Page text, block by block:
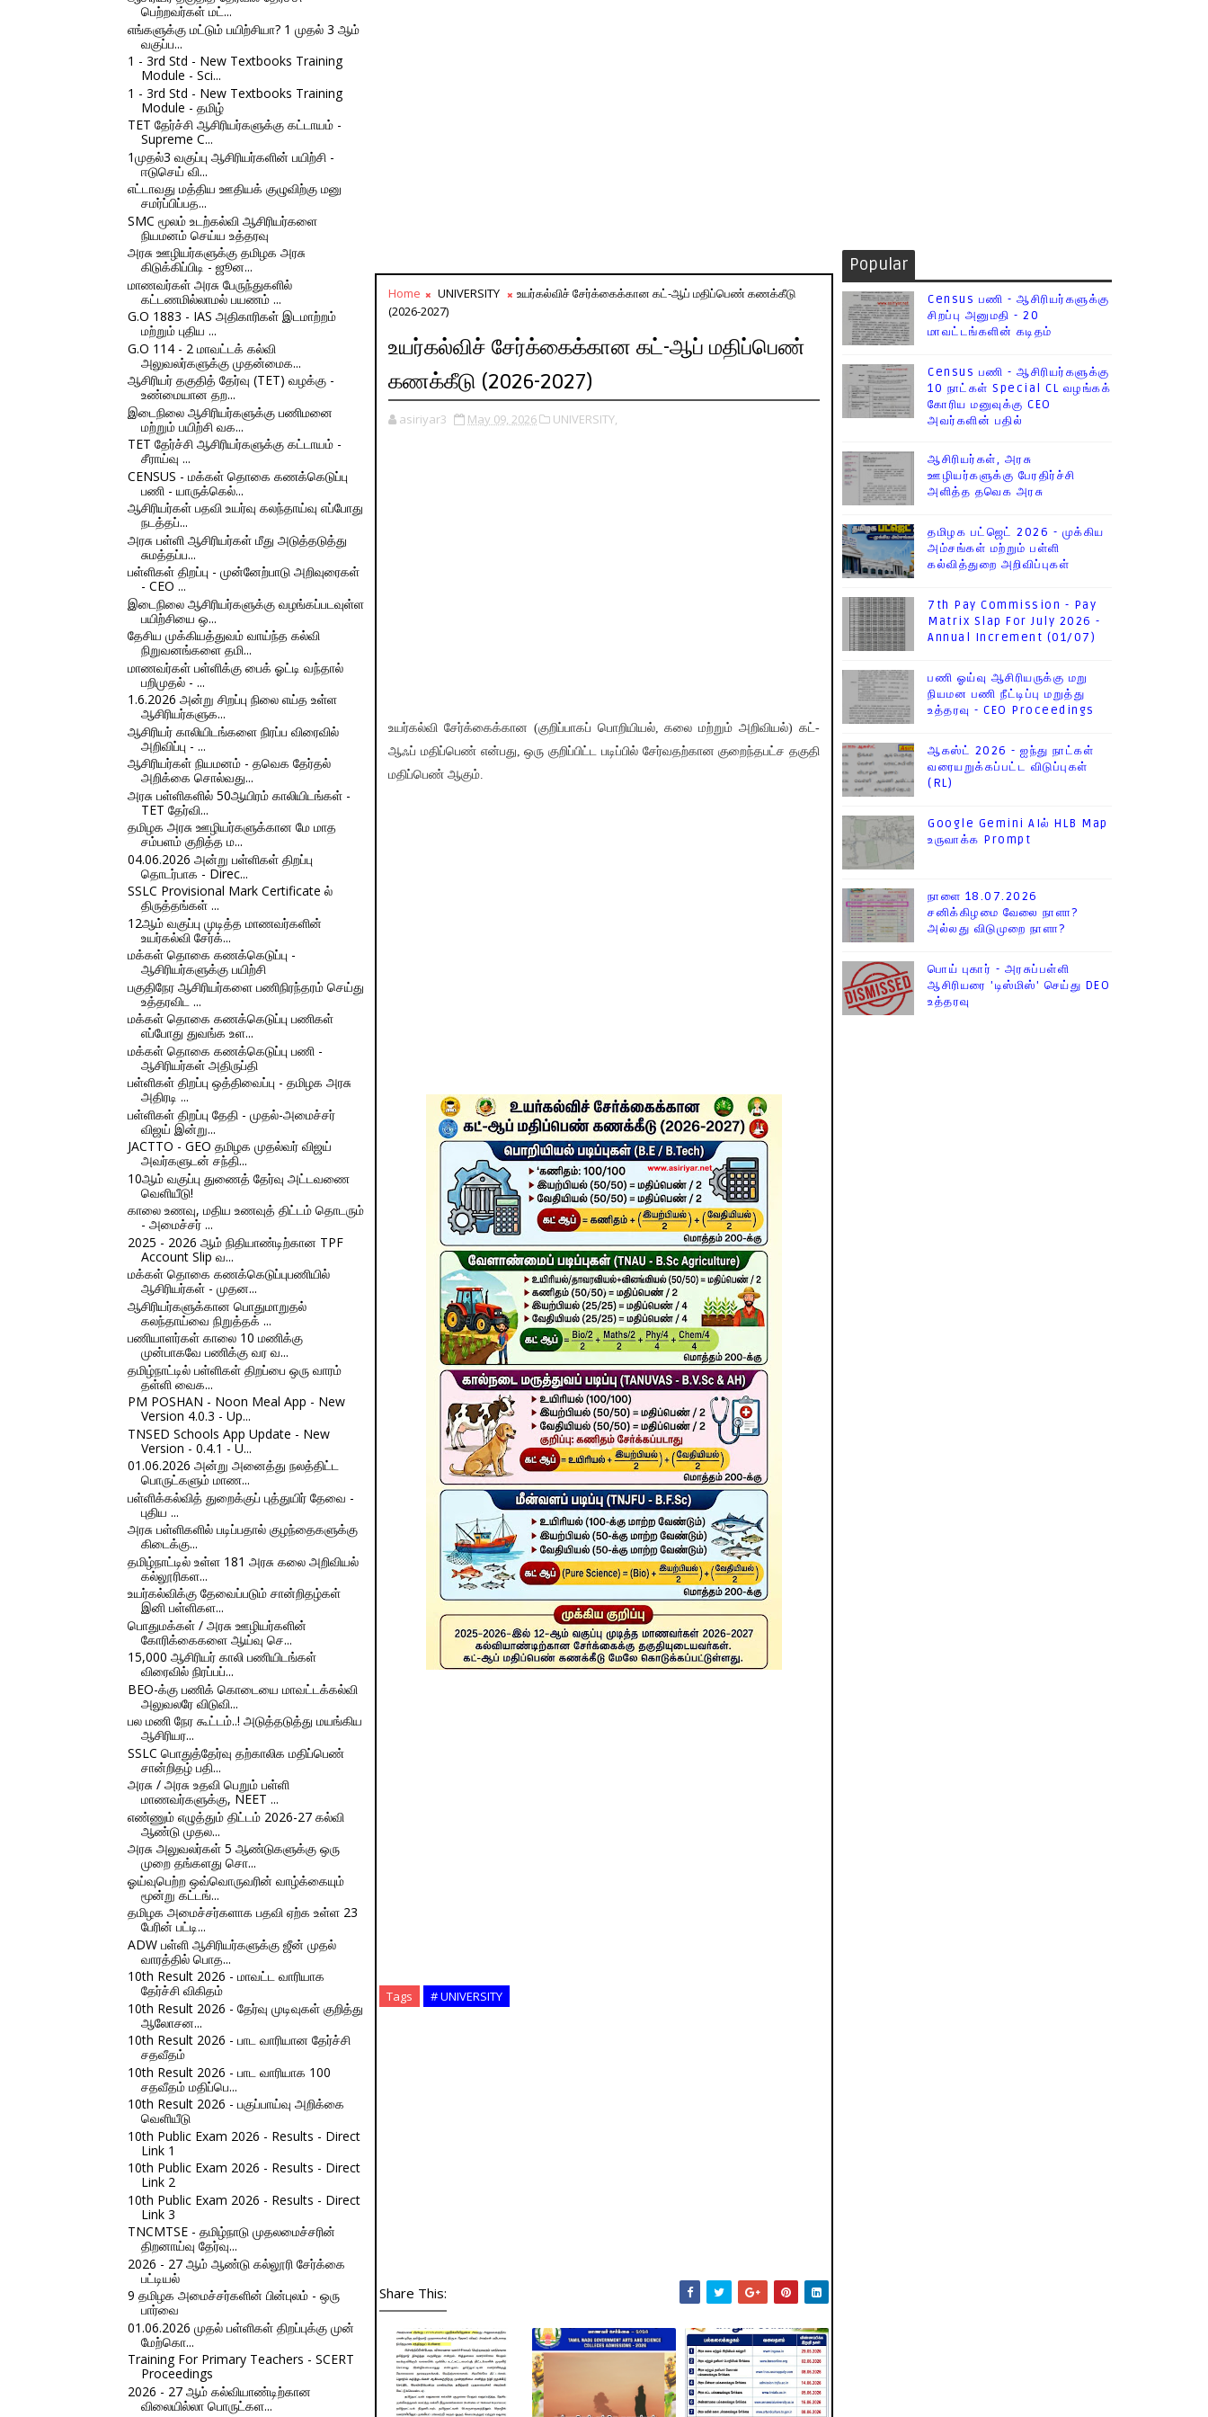
பெற்றவர்கள் மட்...
எங்களுக்கு மட்டும் பயிற்சியா? 1 முதல் 3 ஆம்
வகுப்ப...
1 - 3rd Std - New Textbooks Training
Module - Sci...
1 - 3rd Std - New Textbooks Training
Module - தமிழ்
TET தேர்ச்சி ஆசிரியர்களுக்கு கட்டாயம் -
Supreme C...
1முதல்3 வகுப்பு ஆசிரியர்களின் பயிற்சி -
ஈடுசெய் வி...
எட்டாவது மத்திய ஊதியக் குழுவிற்கு மனு
சமர்ப்பிப்பத...
SMC மூலம் உடற்கல்வி ஆசிரியர்களை
நியமனம் செய்ய உத்தரவு
அரசு ஊழியர்களுக்கு தமிழக அரசு
கிடுக்கிப்பிடி - ஜூன...
மாணவர்கள் அரசு பேருந்துகளில்
கட்டணமில்லாமல் பயணம் ...
G.O 1883 - IAS அதிகாரிகள் இடமாற்றம்
மற்றும் புதிய ...
G.O 114 - 2 மாவட்டக் கல்வி
அலுவலர்களுக்கு முதன்மைக...
ஆசிரியர் தகுதித் தேர்வு (TET) வழக்கு -
உண்மையான தற...
இடைநிலை ஆசிரியர்களுக்கு பணிமனை
மற்றும் பயிற்சி வக...
TET தேர்ச்சி ஆசிரியர்களுக்கு கட்டாயம் -
சீராய்வு ...
CENSUS - மக்கள் தொகை கணக்கெடுப்பு
பணி - யாருக்கெல்...
ஆசிரியர்கள் பதவி உயர்வு கலந்தாய்வு எப்போது
நடத்தப்...
அரசு பள்ளி ஆசிரியர்கள் மீது அடுத்தடுத்து
சுமத்தப்ப...
பள்ளிகள் திறப்பு - முன்னேற்பாடு அறிவுரைகள்
- CEO ...
இடைநிலை ஆசிரியர்களுக்கு வழங்கப்படவுள்ள
பயிற்சியை ஒ...
தேசிய முக்கியத்துவம் வாய்ந்த கல்வி
நிறுவனங்களை தமி...
மாணவர்கள் பள்ளிக்கு பைக் ஓட்டி வந்தால்
பறிமுதல் - ...
1.6.2026 அன்று சிறப்பு நிலை எய்த உள்ள
ஆசிரியர்களுக...
ஆசிரியர் காலியிடங்களை நிரப்ப விரைவில்
அறிவிப்பு - ...
ஆசிரியர்கள் நியமனம் - தவெக தேர்தல்
அறிக்கை சொல்வது...
அரசு பள்ளிகளில் 50ஆயிரம் காலியிடங்கள் -
TET தேர்வி...
தமிழக அரசு ஊழியர்களுக்கான மே மாத
சம்பளம் குறித்த ம...
04.06.2026 அன்று பள்ளிகள் திறப்பு
தொடர்பாக - Direc...
SSLC Provisional Mark Certificate ல்
திருத்தங்கள் ...
12ஆம் வகுப்பு முடித்த மாணவர்களின்
உயர்கல்வி சேர்க்...
மக்கள் தொகை கணக்கெடுப்பு -
ஆசிரியர்களுக்கு பயிற்சி
பகுதிநேர ஆசிரியர்களை பணிநிரந்தரம் செய்து
உத்தரவிட ...
மக்கள் தொகை கணக்கெடுப்பு பணிகள்
எப்போது துவங்க உள...
மக்கள் தொகை கணக்கெடுப்பு பணி -
ஆசிரியர்கள் அதிருப்தி
பள்ளிகள் திறப்பு ஒத்திவைப்பு - தமிழக அரசு
அதிரடி ...
பள்ளிகள் திறப்பு தேதி - முதல்-அமைச்சர்
விஜய் இன்று...
JACTTO - GEO தமிழக முதல்வர் விஜய்
அவர்களுடன் சந்தி...
10ஆம் வகுப்பு துணைத் தேர்வு அட்டவணை
வெளியீடு!
காலை உணவு, மதிய உணவுத் திட்டம் தொடரும்
- அமைச்சர் ...
2025 - 2026 ஆம் நிதியாண்டிற்கான TPF
Account Slip வ...
மக்கள் தொகை கணக்கெடுப்புபணியில்
ஆசிரியர்கள் - முதன...
ஆசிரியர்களுக்கான பொதுமாறுதல்
கலந்தாய்வை நிறுத்தக் ...
பணியாளர்கள் காலை 10 மணிக்கு
முன்பாகவே பணிக்கு வர வ...
தமிழ்நாட்டில் பள்ளிகள் திறப்பை ஒரு வாரம்
தள்ளி வைக...
PM POSHAN - Noon Meal App - New
Version 4.0.3 - Up...
TNSED Schools App Update - New
Version - 0.4.1 - U...
01.06.2026 அன்று அனைத்து நலத்திட்ட
பொருட்களும் மாண...
பள்ளிக்கல்வித் துறைக்குப் புத்துயிர் தேவை -
புதிய ...
அரசு பள்ளிகளில் படிப்பதால் குழந்தைகளுக்கு
கிடைக்கு...
தமிழ்நாட்டில் உள்ள 181 அரசு கலை அறிவியல்
கல்லூரிகள...
உயர்கல்விக்கு தேவைப்படும் சான்றிதழ்கள்
இனி பள்ளிகள...
பொதுமக்கள் / அரசு ஊழியர்களின்
கோரிக்கைகளை ஆய்வு செ...
15,000 ஆசிரியர் காலி பணியிடங்கள்
விரைவில் நிரப்பப்...
BEO-க்கு பணிக் கொடையை மாவட்டக்கல்வி
அலுவலரே விடுவி...
பல மணி நேர கூட்டம்..! அடுத்தடுத்து மயங்கிய
ஆசிரியர...
SSLC பொதுத்தேர்வு தற்காலிக மதிப்பெண்
சான்றிதழ் பதி...
அரசு / அரசு உதவி பெறும் பள்ளி
மாணவர்களுக்கு, NEET ...
எண்ணும் எழுத்தும் திட்டம் 2026-27 கல்வி
ஆண்டு முதல...
அரசு அலுவலர்கள் 5 ஆண்டுகளுக்கு ஒரு
முறை தங்களது சொ...
ஓய்வுபெற்ற ஒவ்வொருவரின் வாழ்க்கையும்
மூன்று கட்டங்...
தமிழக அமைச்சர்களாக பதவி ஏற்க உள்ள 23
பேரின் பட்டி...
ADW பள்ளி ஆசிரியர்களுக்கு ஜீன் முதல்
வாரத்தில் பொத...
10th Result 2026 - மாவட்ட வாரியாக
தேர்ச்சி விகிதம்
10th Result 2026 - தேர்வு முடிவுகள் குறித்து
ஆலோசன...
10th Result 2026 - பாட வாரியான தேர்ச்சி
சதவீதம்
10th Result 2026 - பாட வாரியாக 100
சதவீதம் மதிப்பெ...
10th Result 2026 - பகுப்பாய்வு அறிக்கை
வெளியீடு
10th Public Exam 2026 - Results - Direct
Link 1
10th Public Exam 2026 - Results - Direct
Link 2
10th Public Exam 2026 - Results - Direct
Link 3
TNCMTSE - தமிழ்நாடு முதலமைச்சரின்
திறனாய்வு தேர்வு...
2026 - 27 ஆம் ஆண்டு கல்லூரி சேர்க்கை
பட்டியல்
9 தமிழக அமைச்சர்களின் பின்புலம் - ஒரு
பார்வை
01.06.2026 முதல் பள்ளிகள் திறப்புக்கு முன்
மேற்கொ...
Training For Primary Teachers - SCERT
Proceedings
2026 - 27 ஆம் கல்வியாண்டிற்கான
விலையில்லா பொருட்கள...
Home UNIVERSITY
உயர்கல்விச் சேர்க்கைக்கான கட்-ஆப் மதிப்பெண் கணக்கீடு
(2026-2027)
உயர்கல்விச் சேர்க்கைக்கான கட்-ஆப் மதிப்பெண்
கணக்கீடு (2026-2027)
asiriyar3 May 09, 2026 UNIVERSITY,
உயர்கல்வி சேர்க்கைக்கான (குறிப்பாகப் பொறியியல், கலை மற்றும் அறிவியல்) கட்-
ஆஃப் மதிப்பெண் என்பது, ஒரு குறிப்பிட்ட படிப்பில் சேர்வதற்கான குறைந்தபட்ச தகுதி
மதிப்பெண் ஆகும்.
Tags # UNIVERSITY
Share This:
Popular
Census பணி - ஆசிரியர்களுக்கு
சிறப்பு அனுமதி - 20
மாவட்டங்களின் கடிதம்
Census பணி - ஆசிரியர்களுக்கு
10 நாட்கள் Special CL வழங்கக்
கோரிய மனுவுக்கு CEO
அவர்களின் பதில்
ஆசிரியர்கள், அரசு
ஊழியர்களுக்கு பேரதிர்ச்சி
அளித்த தவெக அரசு
தமிழக பட்ஜெட் 2026 - முக்கிய
அம்சங்கள் மற்றும் பள்ளி
கல்வித்துறை அறிவிப்புகள்
7th Pay Commission - Pay
Matrix Slap For July 2026 -
Annual Increment (01/07)
பணி ஓய்வு ஆசிரியருக்கு மறு
நியமன பணி நீட்டிப்பு மறுத்து
உத்தரவு - CEO Proceedings
ஆகஸ்ட் 2026 - ஐந்து நாட்கள்
வரையறுக்கப்பட்ட விடுப்புகள்
(RL)
Google Gemini AIல் HLB Map
உருவாக்க Prompt
நாளை 18.07.2026
சனிக்கிழமை வேலை நாளா?
அல்லது விடுமுறை நாளா?
பொய் புகார் - அரசுப்பள்ளி
ஆசிரியரை 'டிஸ்மிஸ்' செய்து DEO
உத்தரவு